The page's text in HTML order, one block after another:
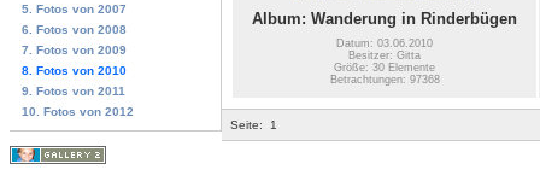
5. Fotos von 2007
6. Fotos von 2008
7. Fotos von 2009
8. Fotos von 2010
9. Fotos von 2011
10. Fotos von 2012
Album: Wanderung in Rinderbügen
Datum: 03.06.2010
Besitzer: Gitta
Größe: 30 Elemente
Betrachtungen: 97368
Seite: 1